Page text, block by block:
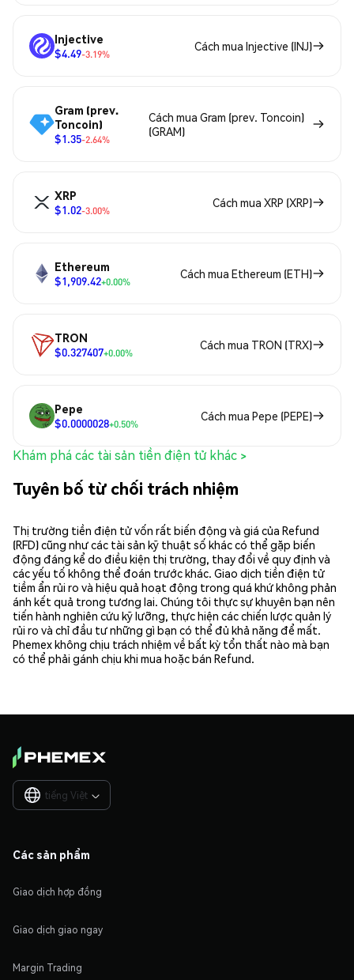
Injective
$4.49-3.19%
Cách mua Injective (INJ)
Gram (prev.
Toncoin)
$1.35-2.64%
Cách mua Gram (prev. Toncoin)
(GRAM)
XRP
$1.02-3.00%
Cách mua XRP (XRP)
Ethereum
$1,909.42+0.00%
Cách mua Ethereum (ETH)
TRON
$0.327407+0.00%
Cách mua TRON (TRX)
Pepe
$0.0000028+0.50%
Cách mua Pepe (PEPE)
Khám phá các tài sản tiền điện tử khác >
Tuyên bố từ chối trách nhiệm
Thị trường tiền điện tử vốn rất biến động và giá của Refund
(RFD) cũng như các tài sản kỹ thuật số khác có thể gặp biến
động đáng kể do điều kiện thị trường, thay đổi về quy định và
các yếu tố không thể đoán trước khác. Giao dịch tiền điện tử
tiềm ẩn rủi ro và hiệu quả hoạt động trong quá khứ không phản
ánh kết quả trong tương lai. Chúng tôi thực sự khuyên bạn nên
tiến hành nghiên cứu kỹ lưỡng, thực hiện các chiến lược quản lý
rủi ro và chỉ đầu tư những gì bạn có thể đủ khả năng để mất.
Phemex không chịu trách nhiệm về bất kỳ tổn thất nào mà bạn
có thể phải gánh chịu khi mua hoặc bán Refund.
tiếng Việt 
Các sản phẩm
Giao dịch hợp đồng
Giao dịch giao ngay
Margin Trading